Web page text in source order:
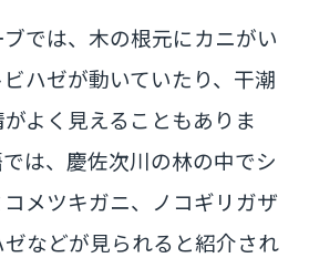
では、木の根元にカニがい
ハゼが動いていたり、干潮
よく見えることもありま
は、慶佐次川の林の中でシ
メツキガニ、ノコギリガザ
などが見られると紹介され